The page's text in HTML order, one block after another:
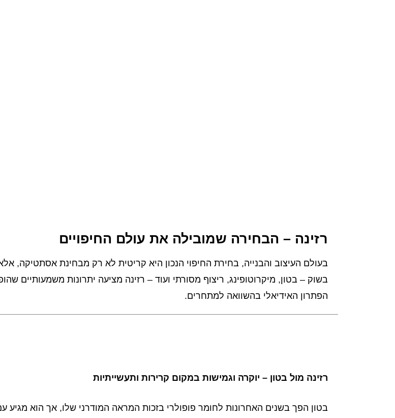
רזינה – הבחירה שמובילה את עולם החיפויים
בעולם העיצוב והבנייה, בחירת החיפוי הנכון היא קריטית לא רק מבחינת אסתטיקה,
בשוק – בטון, מיקרוטופינג, ריצוף מסורתי ועוד – רזינה מציעה יתרונות משמעותיים
הפתרון האידיאלי בהשוואה למתחרים.
רזינה מול בטון – יוקרה וגמישות במקום קרירות ותעשייתיות
בטון הפך בשנים האחרונות לחומר פופולרי בזכות המראה המודרני שלו, אך הוא מגיע